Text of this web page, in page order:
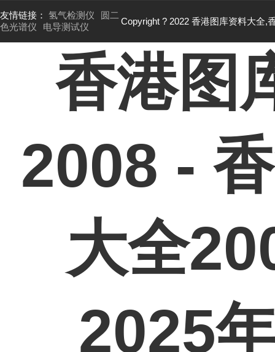
友情链接： 氢气检测仪
圆二
色光谱仪
电导测试仪
Copyright ? 2022 香港图库资料大
香港图
2008 -
大全
2025